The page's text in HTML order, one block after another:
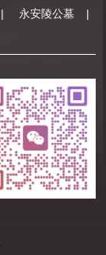
| 永安陵公墓
|